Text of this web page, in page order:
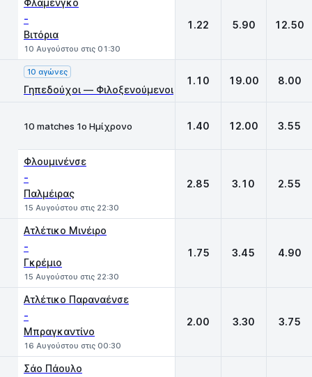
Φλαμένγκο
-
Βιτόρια
10 Αυγούστου στις 01:30
1.22 5.90 12.50
10 αγώνες
Γηπεδούχοι — Φιλοξενούμενοι
1.10 19.00 8.00
10 matches 1ο Ημίχρονο 1.40 12.00 3.55
Φλουμινένσε
-
Παλμέιρας
15 Αυγούστου στις 22:30
2.85 3.10 2.55
Ατλέτικο Μινέιρο
-
Γκρέμιο
15 Αυγούστου στις 22:30
1.75 3.45 4.90
Ατλέτικο Παραναένσε
-
Μπραγκαντίνο
16 Αυγούστου στις 00:30
2.00 3.30 3.75
Σάο Πάουλο